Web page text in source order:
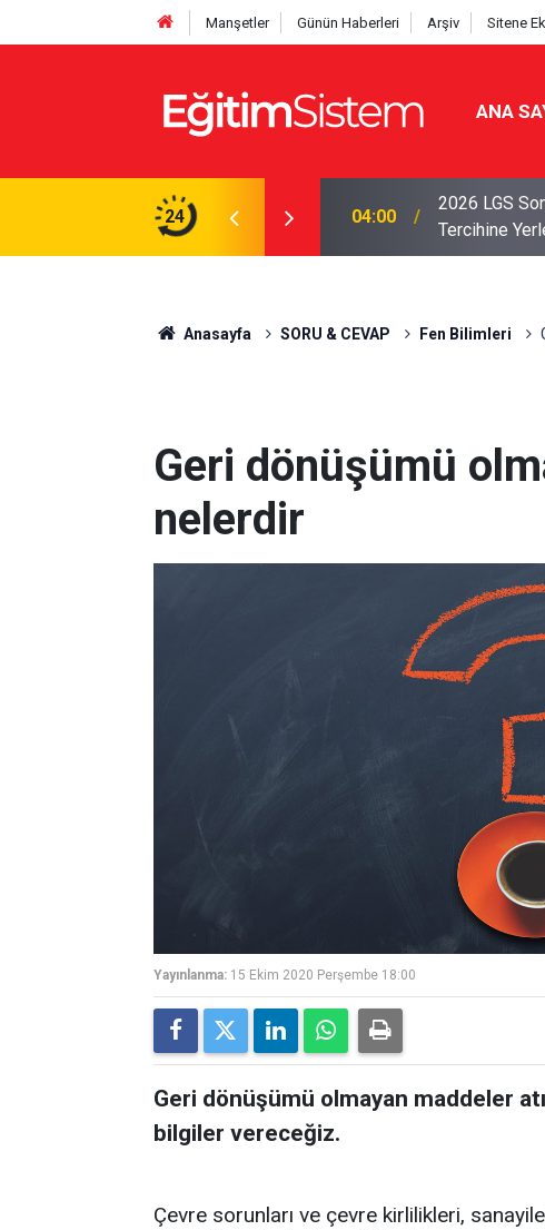
Manşetler Günün Haberleri Arşiv Sitene
ANA
24
Sınavla Alan Liseler Yüzde 95,76
04:00
2026 LGS
Tercihine
Anasayfa SORU & CEVAP Fen Bilimleri
Geri dönüşümü
nelerdir
Yayınlanma: 15 Ekim 2020 Perşembe 18:00
Geri dönüşümü olmayan maddeler
bilgiler vereceğiz.
Çevre sorunları ve çevre kirlilikleri,